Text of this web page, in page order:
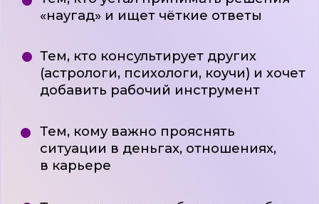
в бесконечных сомнениях,
перестанете крутить в голове
«а что если» — карты покажут самый
простой путь
ПОСЛЕ КУРСА?